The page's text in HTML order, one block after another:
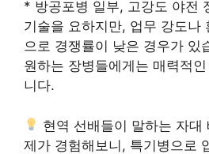
* 방공포병 일부, 고강도 야전
기술을 요하지만, 업무 강도나
으로 경쟁률이 낮은 경우가 있
원하는 장병들에게는 매력적
니다.
현역 선배들이 말하는 자대
제가 경험해보니, 특기병으로